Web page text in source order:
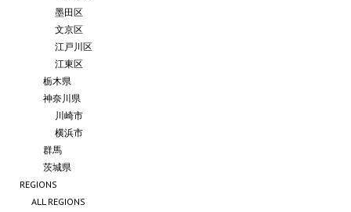
墨田区
文京区
江戸川区
江東区
栃木県
神奈川県
川崎市
横浜市
群馬
茨城県
REGIONS
ALL REGIONS